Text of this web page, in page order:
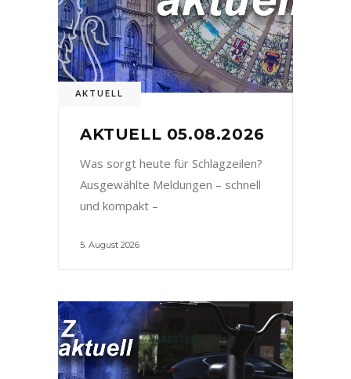
AKTUELL
AKTUELL 05.08.2026
Was sorgt heute für Schlagzeilen?
Ausgewählte Meldungen – schnell
und kompakt –
5. August 2026